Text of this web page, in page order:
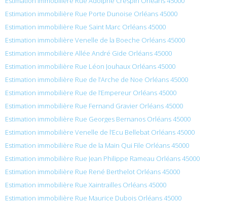
Estimation immobilière Rue Porte Dunoise Orléans 45000
Estimation immobilière Rue Saint Marc Orléans 45000
Estimation immobilière Venelle de la Boeche Orléans 45000
Estimation immobilière Allée André Gide Orléans 45000
Estimation immobilière Rue Léon Jouhaux Orléans 45000
Estimation immobilière Rue de l’Arche de Noe Orléans 45000
Estimation immobilière Rue de l’Empereur Orléans 45000
Estimation immobilière Rue Fernand Gravier Orléans 45000
Estimation immobilière Rue Georges Bernanos Orléans 45000
Estimation immobilière Venelle de l’Ecu Bellebat Orléans 45000
Estimation immobilière Rue de la Main Qui File Orléans 45000
Estimation immobilière Rue Jean Philippe Rameau Orléans 45000
Estimation immobilière Rue René Berthelot Orléans 45000
Estimation immobilière Rue Xaintrailles Orléans 45000
Estimation immobilière Rue Maurice Dubois Orléans 45000